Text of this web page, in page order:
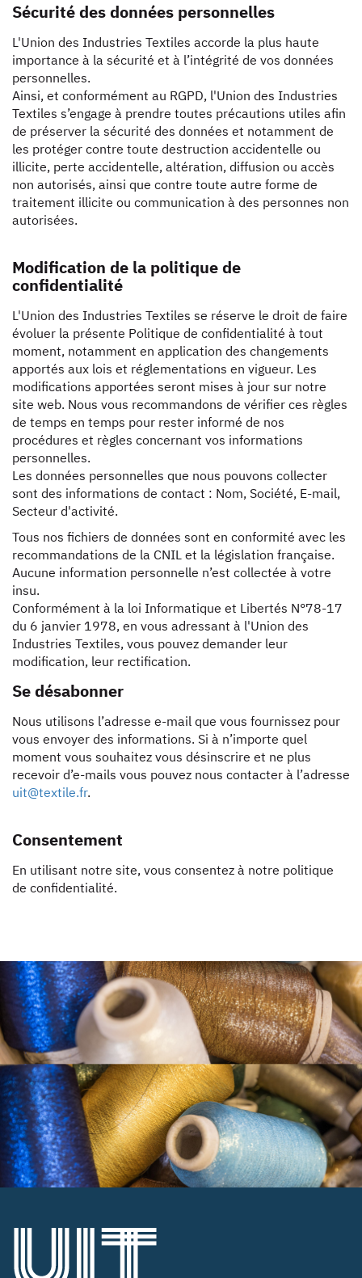
Sécurité des données personnelles
L'Union des Industries Textiles accorde la plus haute
importance à la sécurité et à l’intégrité de vos données
personnelles.
Ainsi, et conformément au RGPD, l'Union des Industries
Textiles s’engage à prendre toutes précautions utiles afin
de préserver la sécurité des données et notamment de
les protéger contre toute destruction accidentelle ou
illicite, perte accidentelle, altération, diffusion ou accès
non autorisés, ainsi que contre toute autre forme de
traitement illicite ou communication à des personnes non
autorisées.
Modification de la politique de
confidentialité
L'Union des Industries Textiles se réserve le droit de faire
évoluer la présente Politique de confidentialité à tout
moment, notamment en application des changements
apportés aux lois et réglementations en vigueur. Les
modifications apportées seront mises à jour sur notre
site web. Nous vous recommandons de vérifier ces règles
de temps en temps pour rester informé de nos
procédures et règles concernant vos informations
personnelles.
Les données personnelles que nous pouvons collecter
sont des informations de contact : Nom, Société, E-mail,
Secteur d'activité.
Tous nos fichiers de données sont en conformité avec les
recommandations de la CNIL et la législation française.
Aucune information personnelle n’est collectée à votre
insu.
Conformément à la loi Informatique et Libertés N°78-17
du 6 janvier 1978, en vous adressant à l'Union des
Industries Textiles, vous pouvez demander leur
modification, leur rectification.
Se désabonner
Nous utilisons l’adresse e-mail que vous fournissez pour
vous envoyer des informations. Si à n’importe quel
moment vous souhaitez vous désinscrire et ne plus
recevoir d’e-mails vous pouvez nous contacter à l’adresse
uit@textile.fr.
Consentement
En utilisant notre site, vous consentez à notre politique
de confidentialité.